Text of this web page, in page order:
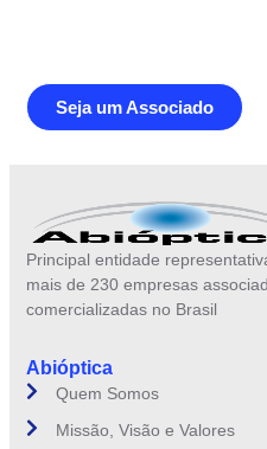
Seja um Associado
Principal entidade
mais de 230 empresas
comercializadas no Brasil
Abióptica
Quem Somos
Missão, Visão e Valores